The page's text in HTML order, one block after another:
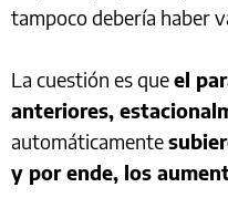
tampoco debería haber
La cuestión es queel
anteriores,
automáticamente
y por ende, los